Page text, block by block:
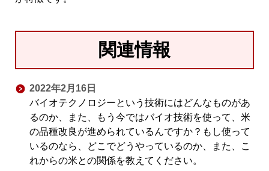
関連情報
2022年2月16日
バイオテクノロジーという技術にはどんなものがあ
るのか、また、もう今ではバイオ技術を使って、米
の品種改良が進められているんですか？もし使って
いるのなら、どこでどうやっているのか、また、こ
れからの米との関係を教えてください。